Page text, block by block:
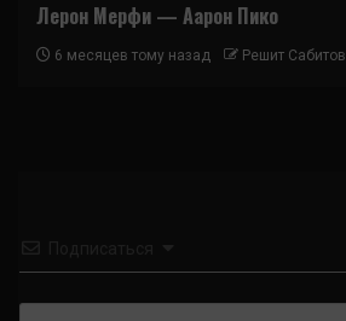
Лерон Мерфи — Аарон Пико
6 месяцев тому назад Решит Сабитов